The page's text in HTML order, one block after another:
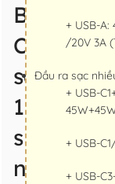
B7S
Củ
sạc
100W
siêu
nhanh
+ USB-A:
/20V 3A
Đầu ra sạc
+ USB-
+ USB-
+ USB-